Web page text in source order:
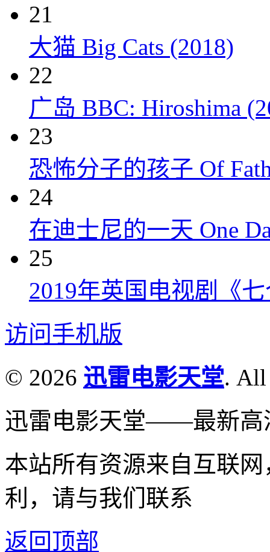
21
大猫 Big Cats (2018)
22
广岛 BBC: Hiroshima
23
恐怖分子的孩子 Of
24
在迪士尼的一天 One
25
2019年英国电视剧《
访问手机版
© 2026 迅雷电影天堂. All
迅雷电影天堂——最新高
本站所有资源来自互联
利，请与我们联系
返回顶部